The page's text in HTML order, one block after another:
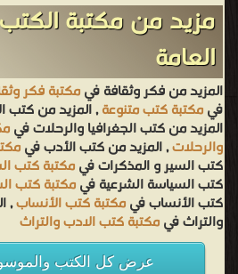
مزيد من مكتبة
العامة
المزيد من فكر وثقافة فيمكتبة فكر
فيمكتبة كتب متنوعة, المزيد من كتب
المزيد من كتب الجغرافيا والرحلات في
والرحلات, المزيد من كتب الأدب في
كتب السير و المذكرات فيمكتبة كتب
كتب السياسة الشرعية فيمكتبة كتب
كتب الأنساب فيمكتبة كتب الأنساب,
والتراث فيمكتبة كتب الادب والتراث
عرض كل الكتب